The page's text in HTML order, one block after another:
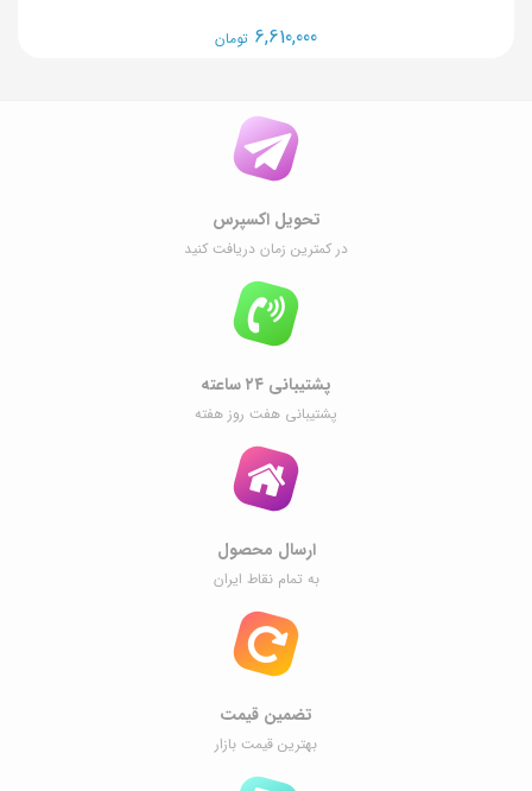
6,610,000 تومان
تحویل اکسپرس
در کمترین زمان دریافت کنید
پشتیبانی ۲۴ ساعته
پشتیبانی هفت روز هفته
ارسال محصول
به تمام نقاط ایران
تضمین قیمت
بهترین قیمت بازار